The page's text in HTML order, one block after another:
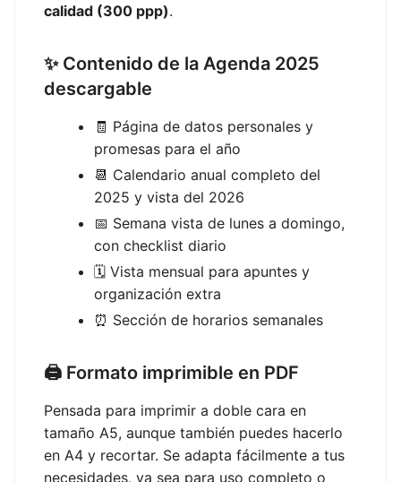
calidad (300 ppp).
✨ Contenido de la Agenda 2025
descargable
🧾 Página de datos personales y
promesas para el año
📆 Calendario anual completo del
2025 y vista del 2026
📅 Semana vista de lunes a domingo,
con checklist diario
🗓️ Vista mensual para apuntes y
organización extra
⏰ Sección de horarios semanales
🖨️ Formato imprimible en PDF
Pensada para imprimir a doble cara en
tamaño A5, aunque también puedes hacerlo
en A4 y recortar. Se adapta fácilmente a tus
necesidades, ya sea para uso completo o